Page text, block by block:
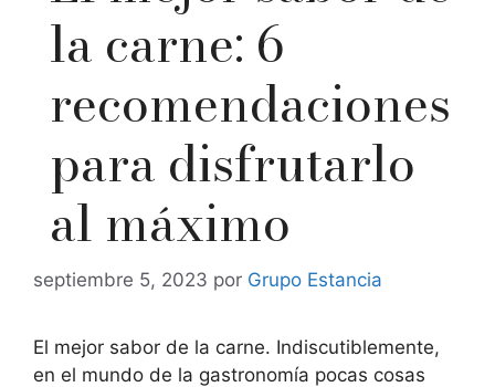
la carne: 6
recomendaciones
para disfrutarlo
al máximo
septiembre 5, 2023 por Grupo Estancia
El mejor sabor de la carne. Indiscutiblemente,
en el mundo de la gastronomía pocas cosas